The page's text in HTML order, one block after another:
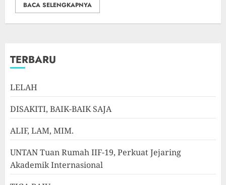
BACA SELENGKAPNYA
TERBARU
LELAH
DISAKITI, BAIK-BAIK SAJA
ALIF, LAM, MIM.
UNTAN Tuan Rumah IIF-19, Perkuat Jejaring
Akademik Internasional